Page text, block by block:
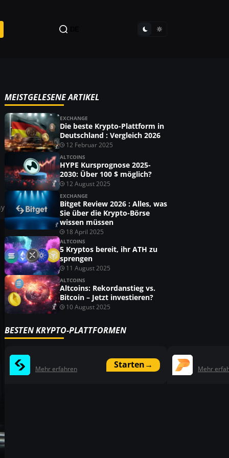
MEISTGELESENE ARTIKEL
EXCHANGE
Die beste Krypto-Plattform in
Deutschland : Vergleich 2026
12 Februar 2025
ALTCOINS
HYPE Kursprognose 2025-
2030: Über 100 $ möglich?
12 August 2025
EXCHANGE
Bitget Review 2026 : Alles, was
Sie über die Krypto-Börse
wissen müssen
18 April 2025
ALTCOINS
5 Kryptos bereit, ihr ATH zu
sprengen
11 August 2025
ALTCOINS
Altcoins: Rekordanstieg vs.
Bitcoin – Jetzt investieren?
10 August 2025
BESTEN KRYPTO-PLATTFORMEN
Starten→
Mehr erfahren Mehr